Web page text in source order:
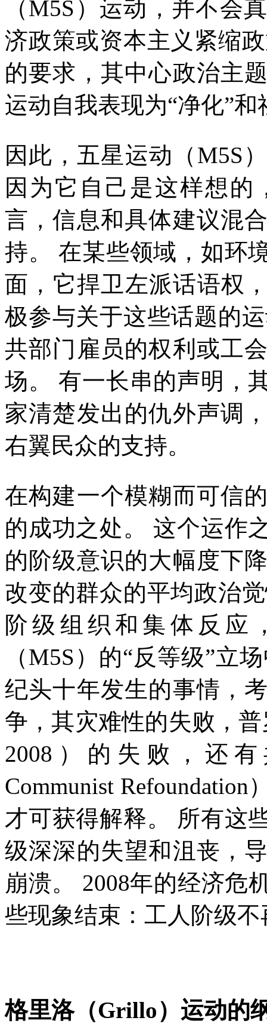
（M5S ）运动，并不会
济政策或资本主义紧缩
的要求，其中心政治主
运动自我表现为“净化”和
因此，五星运动（ M5S
因为它自己是这样想
言，信息和具体建议混
持。
在某些领域，如环
面，它捍卫左派话语权
极参与关于这些话题的
共部门雇员的权利或工
场。
有一长串的声明，
家清楚发出的仇外声调
右翼民众的支持。
在构建一个模糊而可信
的成功之处。
这个运作
的阶级意识的大幅度下
改变的群众的平均政治
阶级组织和集体反应
（M5S ）的“反等级”立
纪头十年发生的事情，
争，其灾难性的失败，
2008 ）的失败，还
Communist Refoundation
才可获得解释。
所有这
级深深的失望和沮丧，
崩溃。
2008年的经济危
些现象结束：工人阶级
格里洛（Grillo）运动的